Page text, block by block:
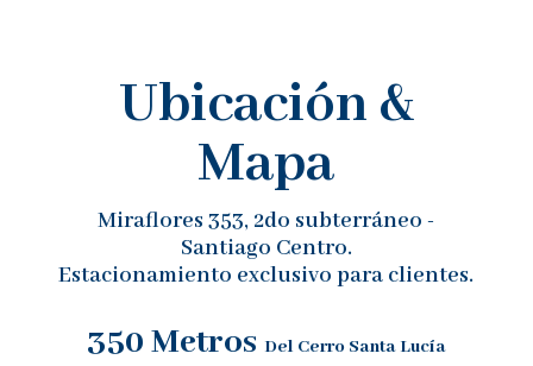
Ubicación &
Mapa
Miraflores 353, 2do subterráneo -
Santiago Centro.
Estacionamiento exclusivo para clientes.
350 Metros Del Cerro Santa Lucía